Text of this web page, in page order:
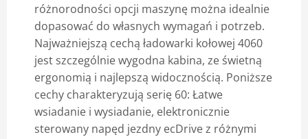
różnorodności opcji maszynę można idealnie
dopasować do własnych wymagań i potrzeb.
Najważniejszą cechą ładowarki kołowej 4060
jest szczególnie wygodna kabina, ze świetną
ergonomią i najlepszą widocznością. Poniższe
cechy charakteryzują serię 60: Łatwe
wsiadanie i wysiadanie, elektronicznie
sterowany napęd jezdny ecDrive z różnymi